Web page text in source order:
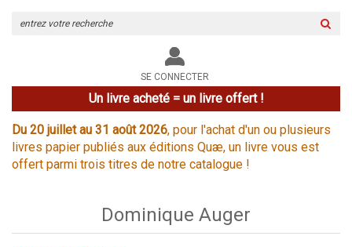
le
site
SE CONNECTER
Un livre acheté = un livre offert !
Du 20 juillet au 31 août 2026, pour l'achat d'un ou plusieurs
livres papier publiés aux éditions Quæ, un livre vous est
offert parmi trois titres de notre catalogue !
Dominique Auger